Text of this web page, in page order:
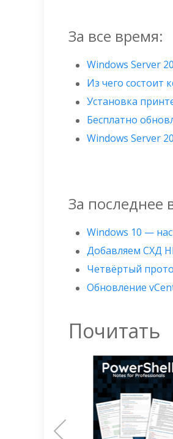
За все время:
Windows Server
Из чего состоит
Установка
Бесплатно
Windows Server
За последнее
Windows 10 —
Добавляем СХД
Четвёртый
Обновление
Почитать